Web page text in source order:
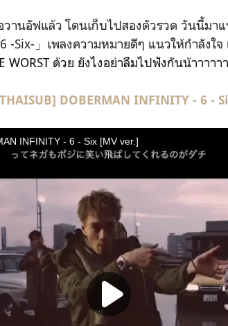
านอัฟแล้ว โดนเก็บไปสองตัวรวด วันนี้มาแ
-Six-」เพลงความหมายดีๆ แนวให้กำลังใ
WORST ด้วย ยังไงอย่าลืมไปฟังกันน้าาาาา
DOBERMAN INFINITY - 6 -